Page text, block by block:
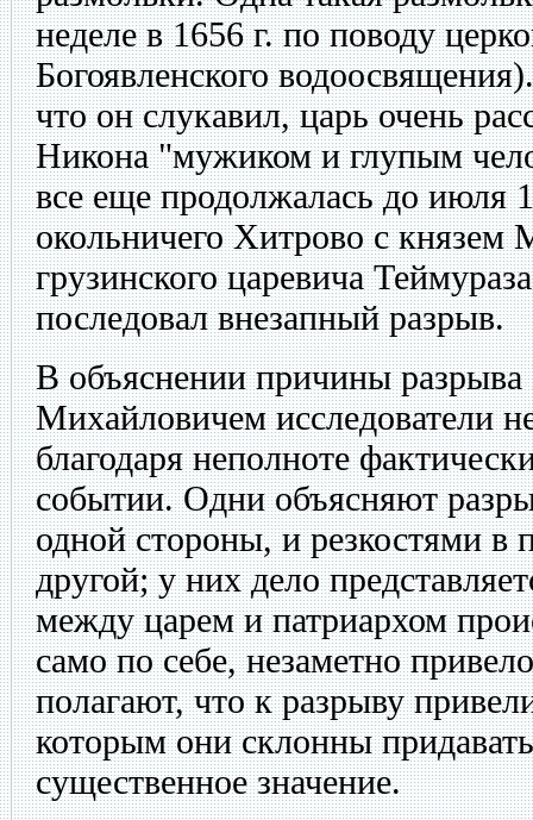
неделе в 1656 г. по поводу
Богоявленского
что он слукавил, царь очень
Никона "мужиком и глупым
все еще продолжалась до июля
окольничего Хитрово с
грузинского царевича
последовал внезапный разрыв.
В объяснении причины
Михайловичем исследователи
благодаря неполноте
событии. Одни объясняют
одной стороны, и резкостями в
другой; у них дело
между царем и патриархом
само по себе, незаметно
полагают, что к разрыву
которым они склонны
существенное значение.